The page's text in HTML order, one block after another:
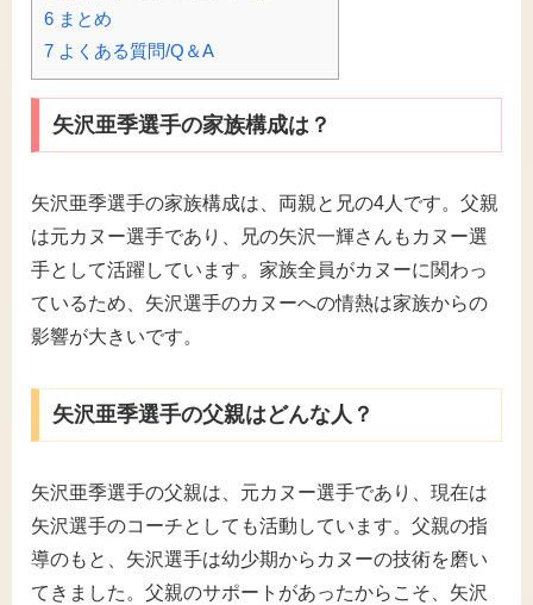
6 まとめ
7 よくある質問/Q＆A
矢沢亜季選手の家族構成は？
矢沢亜季選手の家族構成は、両親と兄の4人です。父親
は元カヌー選手であり、兄の矢沢一輝さんもカヌー選
手として活躍しています。家族全員がカヌーに関わっ
ているため、矢沢選手のカヌーへの情熱は家族からの
影響が大きいです。
矢沢亜季選手の父親はどんな人？
矢沢亜季選手の父親は、元カヌー選手であり、現在は
矢沢選手のコーチとしても活動しています。父親の指
導のもと、矢沢選手は幼少期からカヌーの技術を磨い
てきました。父親のサポートがあったからこそ、矢沢